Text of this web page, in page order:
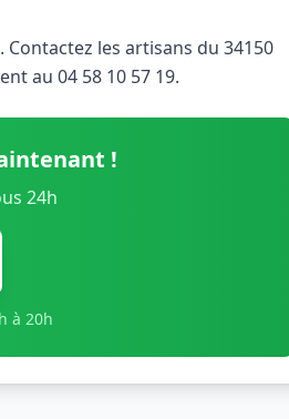
les artisans du 34150
au 04 58 10 57 19.
!
24h
à 20h